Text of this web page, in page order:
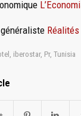
Réalités
iberostar, Pr, Tunisia